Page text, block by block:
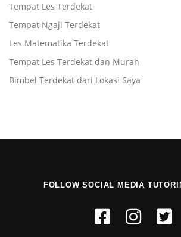
Tempat Les Terdekat
Tempat Ngaji Terdekat
Les Matematika Terdekat
Tempat Les Terdekat dan Murah
Bimbel Terdekat dari Lokasi Saya
FOLLOW SOCIAL MEDIA